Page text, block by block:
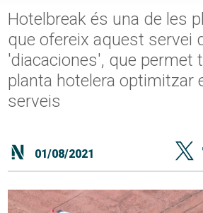
Hotelbreak és una de les
que ofereix aquest servei
'diacaciones', que permet
planta hotelera optimitzar
serveis
01/08/2021